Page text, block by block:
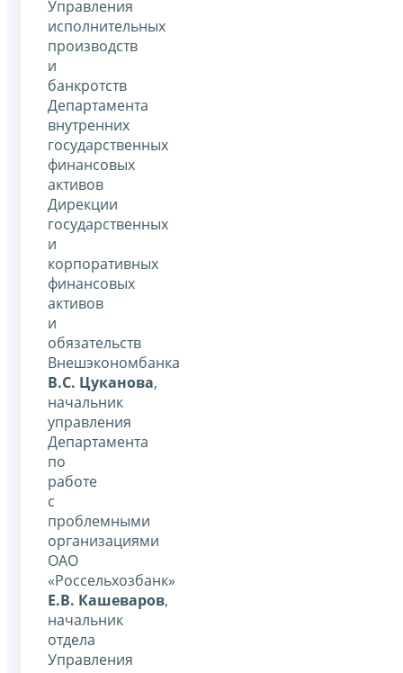
Управления
исполнительных
производств
и
банкротств
Департамента
внутренних
государственных
финансовых
активов
Дирекции
государственных
и
корпоративных
финансовых
активов
и
обязательств
Внешэкономбанка
В.С. Цуканова,
начальник
управления
Департамента
по
работе
с
проблемными
организациями
ОАО
«Россельхозбанк»
Е.В. Кашеваров,
начальник
отдела
Управления